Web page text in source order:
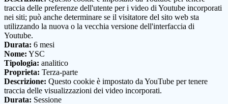
traccia delle preferenze dell'utente per i video di Youtube incorporati
nei siti; può anche determinare se il visitatore del sito web sta
utilizzando la nuova o la vecchia versione dell'interfaccia di
Youtube.
Durata: 6 mesi
Nome: YSC
Tipologia: analitico
Proprieta: Terza-parte
Descrizione: Questo cookie è impostato da YouTube per tenere
traccia delle visualizzazioni dei video incorporati.
Durata: Sessione